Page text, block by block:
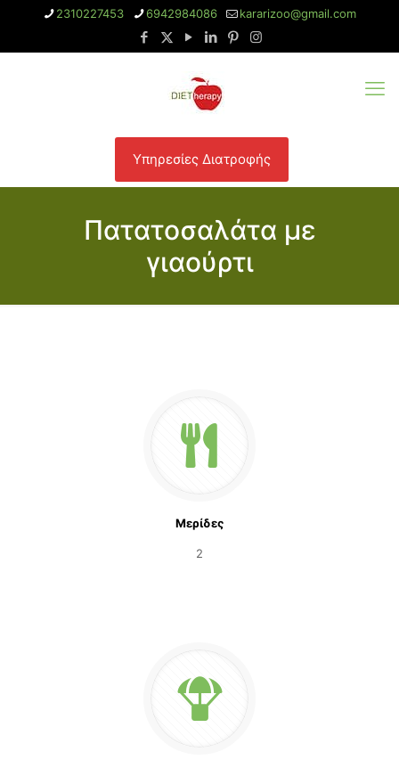
2310227453 6942984086 kararizoo@gmail.com
Υπηρεσίες Διατροφής
Πατατοσαλάτα με
γιαούρτι
Μερίδες
2